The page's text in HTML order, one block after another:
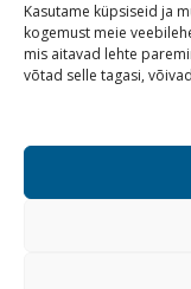
Kasutame küpsiseid ja
kogemust meie
mis aitavad lehte
võtad selle tagasi,